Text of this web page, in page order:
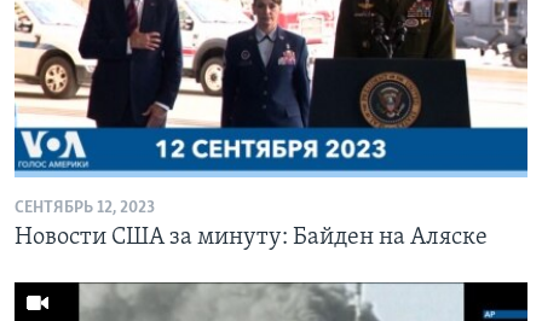
СЕНТЯБРЬ 12, 2023
Новости США за минуту: Байден на Аляске